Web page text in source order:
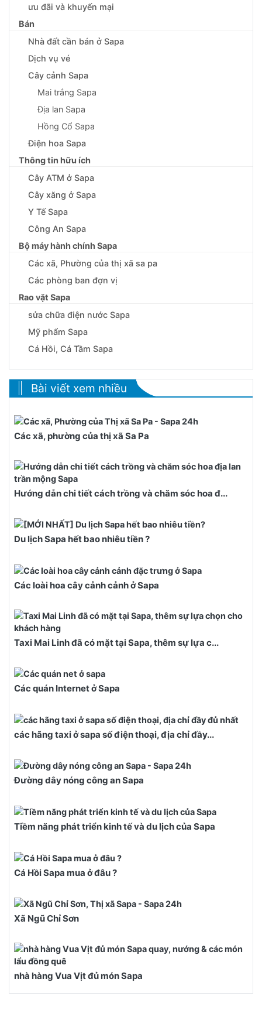
ưu đãi và khuyến mại
Bán
Nhà đất cần bán ở Sapa
Dịch vụ vé
Cây cảnh Sapa
Mai trắng Sapa
Địa lan Sapa
Hồng Cổ Sapa
Điện hoa Sapa
Thông tin hữu ích
Cây ATM ở Sapa
Cây xăng ở Sapa
Y Tế Sapa
Công An Sapa
Bộ máy hành chính Sapa
Các xã, Phường của thị xã sa pa
Các phòng ban đợn vị
Rao vặt Sapa
sửa chữa điện nước Sapa
Mỹ phẩm Sapa
Cá Hồi, Cá Tầm Sapa
Bài viết xem nhiều
Các xã, phường của thị xã Sa Pa
Hướng dẫn chi tiết cách trồng và chăm sóc hoa đ...
Du lịch Sapa hết bao nhiêu tiền ?
Các loài hoa cây cảnh cảnh ở Sapa
Taxi Mai Linh đã có mặt tại Sapa, thêm sự lựa c...
Các quán Internet ở Sapa
các hãng taxi ở sapa số điện thoại, địa chỉ đầy...
Đường dây nóng công an Sapa
Tiềm năng phát triển kinh tế và du lịch của Sapa
Cá Hồi Sapa mua ở đâu ?
Xã Ngũ Chỉ Sơn
nhà hàng Vua Vịt đủ món Sapa